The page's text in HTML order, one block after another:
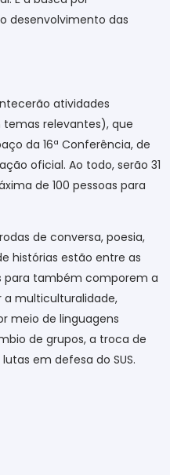
desenvolvimento das
atividades
relevantes), que
da 16ª Conferência, de
oficial. Ao todo, serão 31
de 100 pessoas para
de conversa, poesia,
histórias estão entre as
para também comporem a
a multiculturalidade,
meio de linguagens
de grupos, a troca de
em defesa do SUS.